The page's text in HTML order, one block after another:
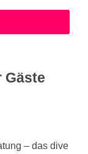
Gäste
– das dive